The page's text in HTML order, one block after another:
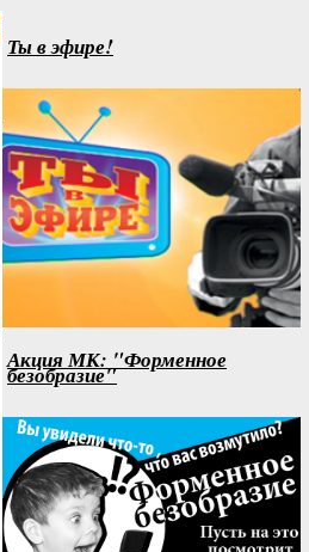
Ты в эфире!
Акция МК: "Форменное
безобразие"